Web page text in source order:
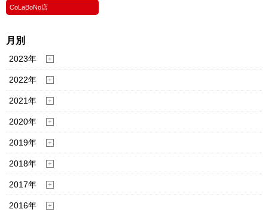
CoLaBoNo店
月別
2023年
2022年
2021年
2020年
2019年
2018年
2017年
2016年